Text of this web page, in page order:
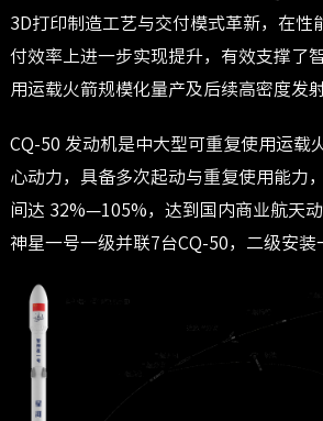
3D打印制造工艺与交付模式革新，在性
付效率上进一步实现提升，有效支撑了
用运载火箭规模化量产及后续高密度发射
CQ-50 发动机是中大型可重复使用运载
心动力，具备多次起动与重复使用能力
间达 32%—105%，达到国内商业航天
神星一号一级并联7台CQ-50，二级安装